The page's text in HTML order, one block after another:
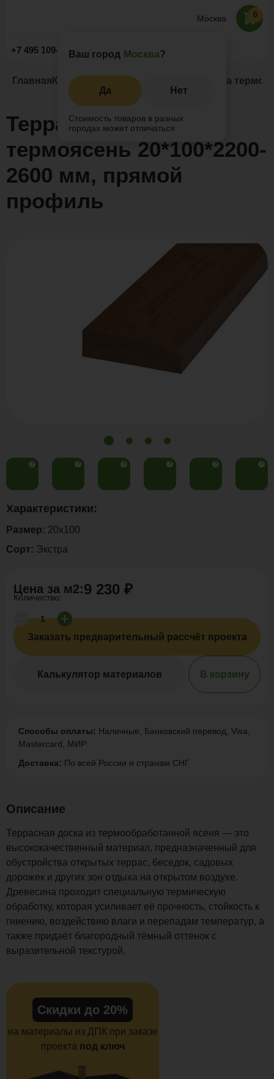
Москва
Ваш город Москва?
Да Нет
Стоимость товаров в разных
городах может отличаться
+7 495 109-52-09 Заказать звонок
0
Главная Каталог Термоясень Террасная доска
Террасная доска
термоясень 20*100*2200-
2600 мм, прямой
профиль
? ? ? ? ? ?
Цена за м2:9 230 ₽
Количество:
Заказать предварительный рассчёт проекта
Калькулятор материалов В корзину
Способы оплаты: Наличные, Банковский перевод, Visa,
Mastercard, МИР
Доставка: По всей России и странам СНГ
Характеристики:
Размер: 20x100
Сорт: Экстра
Описание
Террасная доска из термообработанной ясеня — это
высококачественный материал, предназначенный для
обустройства открытых террас, беседок, садовых
дорожек и других зон отдыха на открытом воздухе.
Древесина проходит специальную термическую
обработку, которая усиливает её прочность, стойкость к
гниению, воздействию влаги и перепадам температур, а
также придаёт благородный тёмный оттенок с
выразительной текстурой.
Скидки до 20%
на материалы из ДПК при заказе
проекта под ключ